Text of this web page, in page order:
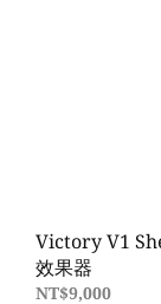
Victory V1
效果器
NT$9,000